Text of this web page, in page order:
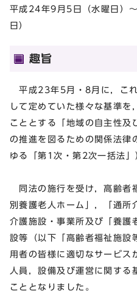
平成24年9月5日（水曜日）
日）
趣旨
平成23年5月・8月に，これ
して定めていた様々な基準を
こととする「地域の自主性及
の推進を図るための関係法律
ゆる「第1次・第2次一括法」
同法の施行を受け，高齢者
別養護老人ホーム」，「通所
介護施設・事業所及び「養護
設等（以下「高齢者福祉施設
用者の皆様に適切なサービス
人員，設備及び運営に関する
こととなりました。